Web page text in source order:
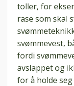
toller, for
rase som skal
svømmevest,
fordi
avslappet og
for å holde